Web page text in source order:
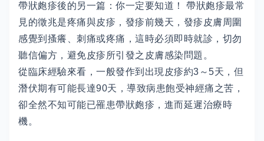
帶狀皰疹後的另一篇：你一定要知道！ 帶狀皰疹最常
見的徵兆是疼痛與皮疹，發疹前幾天，發疹皮膚周圍
感覺到搔癢、刺痛或疼痛，這時必須即時就診，切勿
聽信偏方，避免皮疹所引發之皮膚感染問題。
從臨床經驗來看，一般發作到出現皮疹約3～5天，但
潛伏期有可能長達90天，導致病患飽受神經痛之苦，
卻全然不知可能已罹患帶狀皰疹，進而延遲治療時
機。